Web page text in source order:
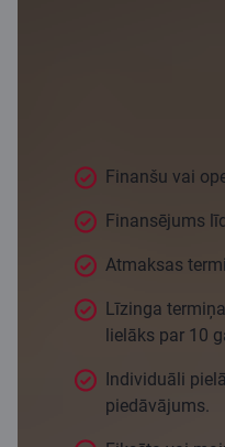
Finanšu vai
Finansējums
Atmaksas
Līzinga
lielāks par 10
Individuāli
piedāvājums.